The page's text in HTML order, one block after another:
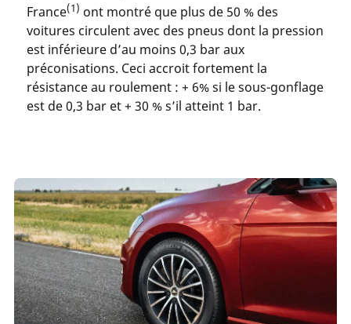
France(1) ont montré que plus de 50 % des
voitures circulent avec des pneus dont la pression
est inférieure d’au moins 0,3 bar aux
préconisations. Ceci accroit fortement la
résistance au roulement : + 6% si le sous-gonflage
est de 0,3 bar et + 30 % s’il atteint 1 bar.